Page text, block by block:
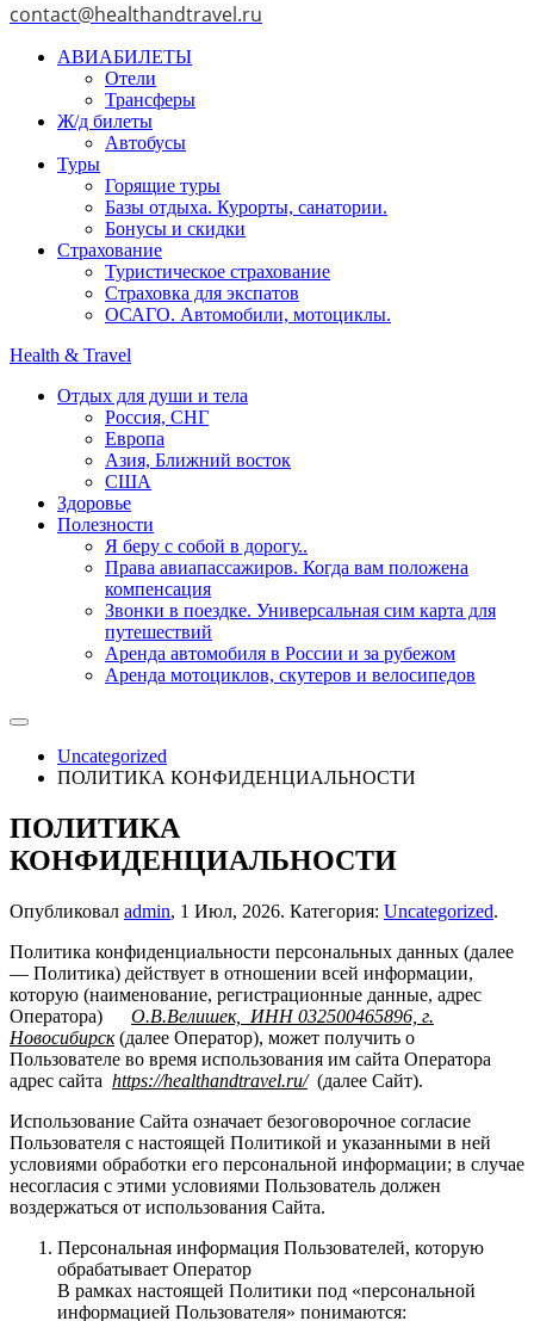
contact@healthandtravel.ru
АВИАБИЛЕТЫ
Отели
Трансферы
Ж/д билеты
Автобусы
Туры
Горящие туры
Базы отдыха. Курорты, санатории.
Бонусы и скидки
Страхование
Туристическое страхование
Страховка для экспатов
ОСАГО. Автомобили, мотоциклы.
Health & Travel
Отдых для души и тела
Россия, СНГ
Европа
Азия, Ближний восток
США
Здоровье
Полезности
Я беру с собой в дорогу..
Права авиапассажиров. Когда вам положена
компенсация
Звонки в поездке. Универсальная сим карта для
путешествий
Аренда автомобиля в России и за рубежом
Аренда мотоциклов, скутеров и велосипедов
Uncategorized
ПОЛИТИКА КОНФИДЕНЦИАЛЬНОСТИ
ПОЛИТИКА
КОНФИДЕНЦИАЛЬНОСТИ
Опубликовал admin, 1 Июл, 2026. Категория: Uncategorized.
Политика конфиденциальности персональных данных (далее
— Политика) действует в отношении всей информации,
которую (наименование, регистрационные данные, адрес
Оператора) О.В.Велишек, ИНН 032500465896, г.
Новосибирск(далее Оператор), может получить о
Пользователе во время использования им сайта Оператора
адрес сайта https://healthandtravel.ru/(далее Сайт).
Использование Сайта означает безоговорочное согласие
Пользователя с настоящей Политикой и указанными в ней
условиями обработки его персональной информации; в случае
несогласия с этими условиями Пользователь должен
воздержаться от использования Сайта.
Персональная информация Пользователей, которую
обрабатывает Оператор
В рамках настоящей Политики под «персональной
информацией Пользователя» понимаются: